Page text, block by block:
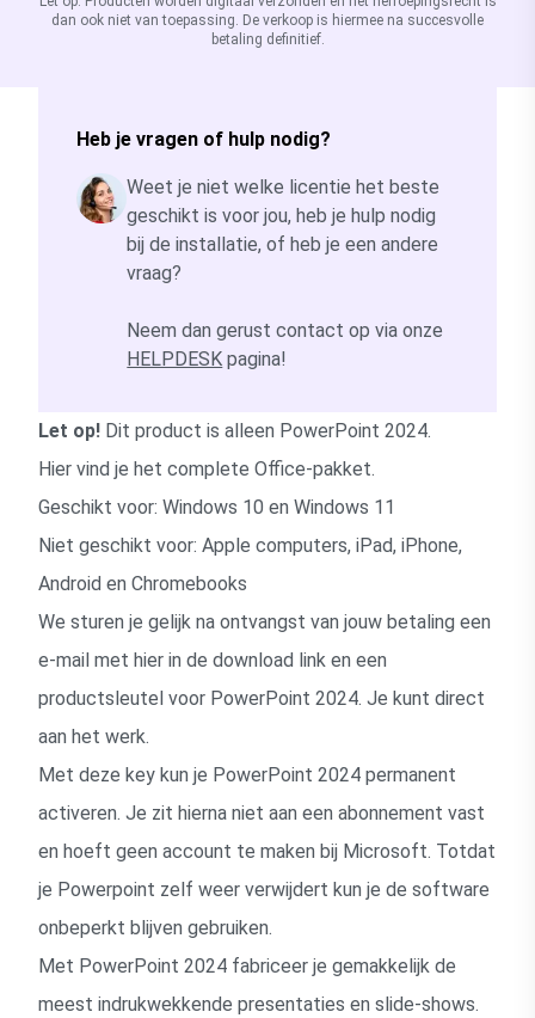
dan ook niet van toepassing. De verkoop is hiermee na succesvolle
betaling definitief.
Heb je vragen of hulp nodig?
Weet je niet welke licentie het beste
geschikt is voor jou, heb je hulp nodig
bij de installatie, of heb je een andere
vraag?
Neem dan gerust contact op via onze
HELPDESK pagina!
Let op! Dit product is alleen PowerPoint 2024.
Hier vind je het complete Office-pakket.
Geschikt voor: Windows 10 en Windows 11
Niet geschikt voor: Apple computers, iPad, iPhone,
Android en Chromebooks
We sturen je gelijk na ontvangst van jouw betaling een
e-mail met hier in de download link en een
productsleutel voor PowerPoint 2024. Je kunt direct
aan het werk.
Met deze key kun je PowerPoint 2024 permanent
activeren. Je zit hierna niet aan een abonnement vast
en hoeft geen account te maken bij Microsoft. Totdat
je Powerpoint zelf weer verwijdert kun je de software
onbeperkt blijven gebruiken.
Met PowerPoint 2024 fabriceer je gemakkelijk de
meest indrukwekkende presentaties en slide-shows.